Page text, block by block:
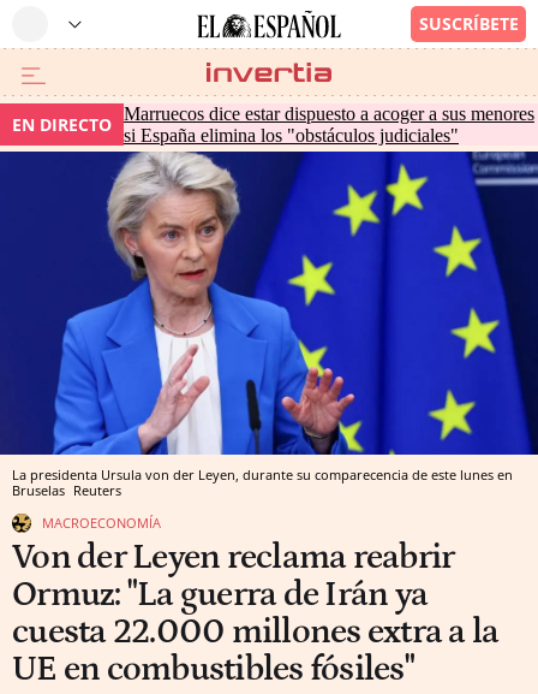
EN DIRECTO Marruecos dice estar dispuesto a acoger a sus menores
si España elimina los "obstáculos judiciales"
La presidenta Ursula von der Leyen, durante su comparecencia de este lunes en
Bruselas Reuters
MACROECONOMÍA
Von der Leyen reclama reabrir
Ormuz: "La guerra de Irán ya
cuesta 22.000 millones extra a la
UE en combustibles fósiles"